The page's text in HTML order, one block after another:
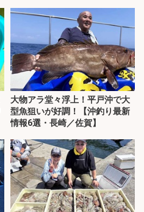
大物アラ堂々浮上！平戸沖で大
型魚狙いが好調！【沖釣り最新
情報6選・長崎／佐賀】